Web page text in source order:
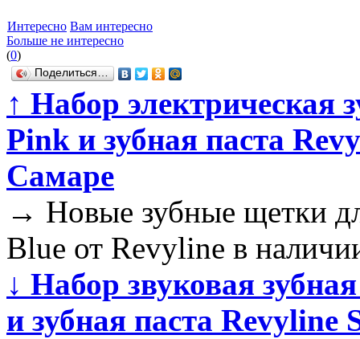
Интересно Вам интересно
Больше не интересно
(0)
Поделиться…
↑ Набор электрическая
Pink и зубная паста
Самаре
→ Новые зубные щетки
Blue от Revyline в
↓ Набор звуковая
и зубная паста Revyline